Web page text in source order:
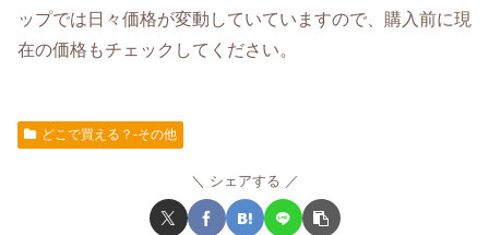
ップでは日々価格が変動していていますので、購入前に現
在の価格もチェックしてください。
どこで買える？-その他
シェアする